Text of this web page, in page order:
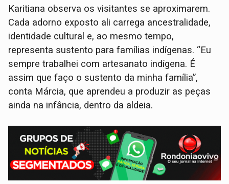
Karitiana observa os visitantes se aproximarem.
Cada adorno exposto ali carrega ancestralidade,
identidade cultural e, ao mesmo tempo,
representa sustento para famílias indígenas. “Eu
sempre trabalhei com artesanato indígena. É
assim que faço o sustento da minha família”,
conta Márcia, que aprendeu a produzir as peças
ainda na infância, dentro da aldeia.